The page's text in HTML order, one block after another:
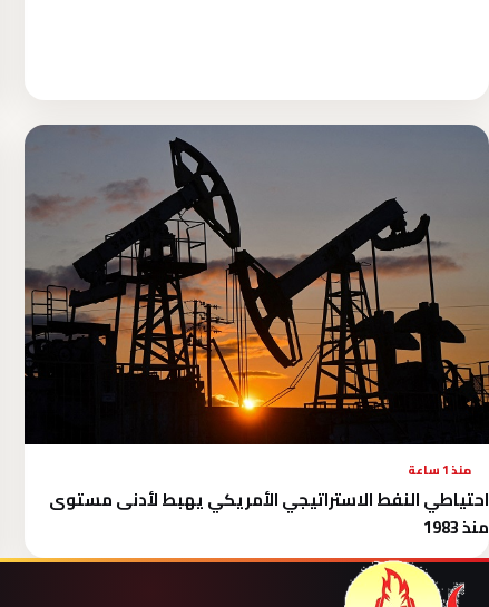
منذ 1 ساعة
احتياطي النفط الاستراتيجي الأمريكي يهبط لأدنى مستوى
منذ 1983